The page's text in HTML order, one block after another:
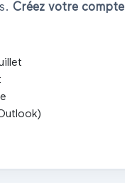
Créez votre compte